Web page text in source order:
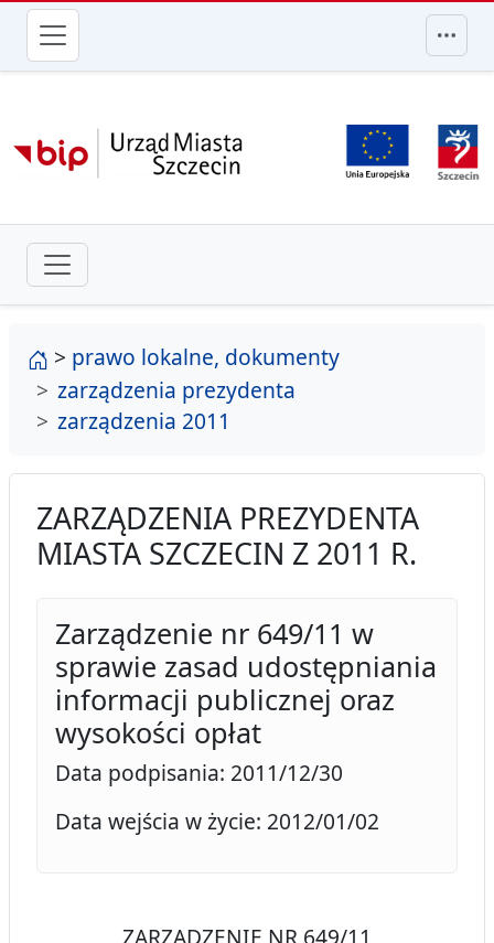
przejdź do głównego menu
strona główna
> prawo lokalne, dokumenty
zarządzenia prezydenta
zarządzenia 2011
ZARZĄDZENIA PREZYDENTA
MIASTA SZCZECIN Z 2011 R.
Zarządzenie nr 649/11 w
sprawie zasad udostępniania
informacji publicznej oraz
wysokości opłat
Data podpisania: 2011/12/30
Data wejścia w życie: 2012/01/02